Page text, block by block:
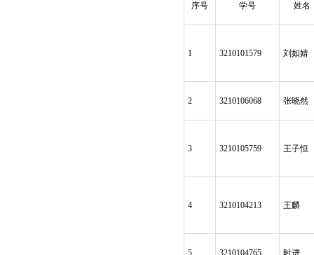
序号 学号 姓名
1 3210101579 刘如婧
2 3210106068 张晓然
3 3210105759 王子恒
4 3210104213 王麟
5 3210104765 时进